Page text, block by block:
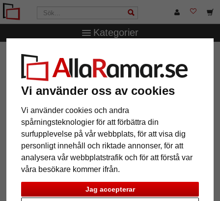
Vi använder oss av cookies
Vi använder cookies och andra
spårningsteknologier för att förbättra din
surfupplevelse på vår webbplats, för att visa dig
personligt innehåll och riktade annonser, för att
analysera vår webbplatstrafik och för att förstå var
våra besökare kommer ifrån.
Jag accepterar
Kategorier
AllaRamar.se
70x70
Format: 70x70
12 Artiklar Populärast
Grid